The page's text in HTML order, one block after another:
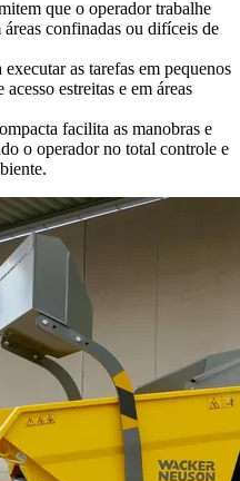
que o operador trabalhe
confinadas ou difíceis de
as tarefas em pequenos
estreitas e em áreas
facilita as manobras e
o operador no total controle e